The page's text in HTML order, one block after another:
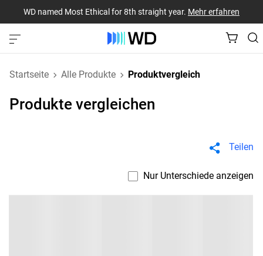
WD named Most Ethical for 8th straight year. Mehr erfahren
Startseite Alle Produkte Produktvergleich
Produkte vergleichen
Teilen
Nur Unterschiede anzeigen